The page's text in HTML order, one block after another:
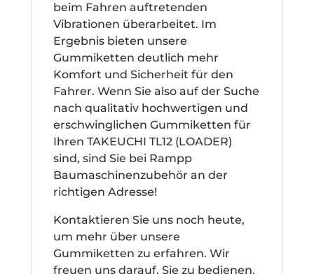
beim Fahren auftretenden
Vibrationen überarbeitet. Im
Ergebnis bieten unsere
Gummiketten deutlich mehr
Komfort und Sicherheit für den
Fahrer. Wenn Sie also auf der Suche
nach qualitativ hochwertigen und
erschwinglichen Gummiketten für
Ihren TAKEUCHI TL12 (LOADER)
sind, sind Sie bei Rampp
Baumaschinenzubehör an der
richtigen Adresse!
Kontaktieren Sie uns noch heute,
um mehr über unsere
Gummiketten zu erfahren. Wir
freuen uns darauf, Sie zu bedienen.